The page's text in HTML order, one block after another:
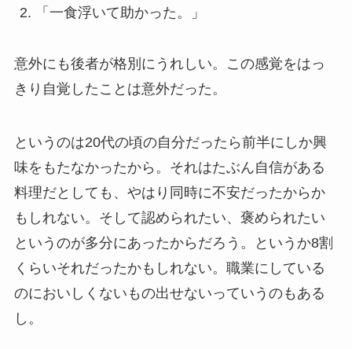
「一食浮いて助かった。」
意外にも後者が格別にうれしい。この感覚をはっ
きり自覚したことは意外だった。
というのは20代の頃の自分だったら前半にしか興
味をもたなかったから。それはたぶん自信がある
料理だとしても、やはり同時に不安だったからか
もしれない。そして認められたい、褒められたい
というのが多分にあったからだろう。というか8割
くらいそれだったかもしれない。職業にしている
のにおいしくないもの出せないっていうのもある
し。